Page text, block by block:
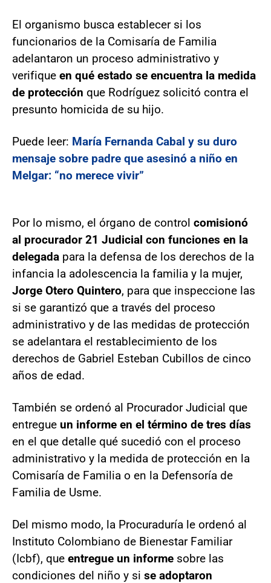
El organismo busca establecer si los
funcionarios de la Comisaría de Familia
adelantaron un proceso administrativo y
verifique en qué estado se encuentra la medida
de protección que Rodríguez solicitó contra el
presunto homicida de su hijo.
Puede leer: María Fernanda Cabal y su duro
mensaje sobre padre que asesinó a niño en
Melgar: “no merece vivir”
Por lo mismo, el órgano de control comisionó
al procurador 21 Judicial con funciones en la
delegada para la defensa de los derechos de la
infancia la adolescencia la familia y la mujer,
Jorge Otero Quintero, para que inspeccione las
si se garantizó que a través del proceso
administrativo y de las medidas de protección
se adelantara el restablecimiento de los
derechos de Gabriel Esteban Cubillos de cinco
años de edad.
También se ordenó al Procurador Judicial que
entregue un informe en el término de tres días
en el que detalle qué sucedió con el proceso
administrativo y la medida de protección en la
Comisaría de Familia o en la Defensoría de
Familia de Usme.
Del mismo modo, la Procuraduría le ordenó al
Instituto Colombiano de Bienestar Familiar
(Icbf), que entregue un informe sobre las
condiciones del niño y si se adoptaron